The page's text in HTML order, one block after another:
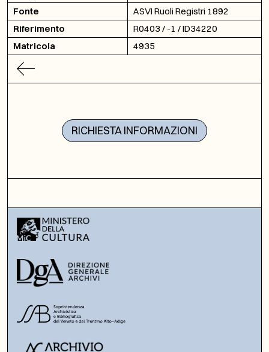
Fonte
ASVI Ruoli Registri 1892
Riferimento
R0403 / -1 / ID34220
Matricola
4935
RICHIESTA INFORMAZIONI